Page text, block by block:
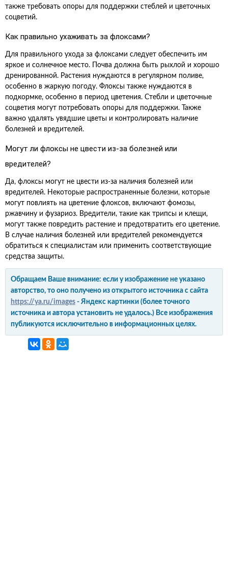
также требовать опоры для поддержки стеблей и цветочных
соцветий.
Как правильно ухаживать за флоксами?
Для правильного ухода за флоксами следует обеспечить им
яркое и солнечное место. Почва должна быть рыхлой и хорошо
дренированной. Растения нуждаются в регулярном поливе,
особенно в жаркую погоду. Флоксы также нуждаются в
подкормке, особенно в период цветения. Стебли и цветочные
соцветия могут потребовать опоры для поддержки. Также
важно удалять увядшие цветы и контролировать наличие
болезней и вредителей.
Могут ли флоксы не цвести из-за болезней или
вредителей?
Да, флоксы могут не цвести из-за наличия болезней или
вредителей. Некоторые распространенные болезни, которые
могут повлиять на цветение флоксов, включают фомозы,
ржавчину и фузариоз. Вредители, такие как трипсы и клещи,
могут также повредить растение и предотвратить его цветение.
В случае наличия болезней или вредителей рекомендуется
обратиться к специалистам или применить соответствующие
средства защиты.
Обращаем Ваше внимание: если у изображение не указано
авторство, то оно получено из открытого источника с сайта
https://ya.ru/images - Яндекс картинки (более точного
источника и автора установить не удалось.) Все изображения
публикуются исключительно в информационных целях.